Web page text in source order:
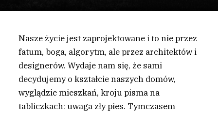
Nasze życie jest zaprojektowane i to nie przez
fatum, boga, algorytm, ale przez architektów i
designerów. Wydaje nam się, że sami
decydujemy o kształcie naszych domów,
wyglądzie mieszkań, kroju pisma na
tabliczkach: uwaga zły pies. Tymczasem